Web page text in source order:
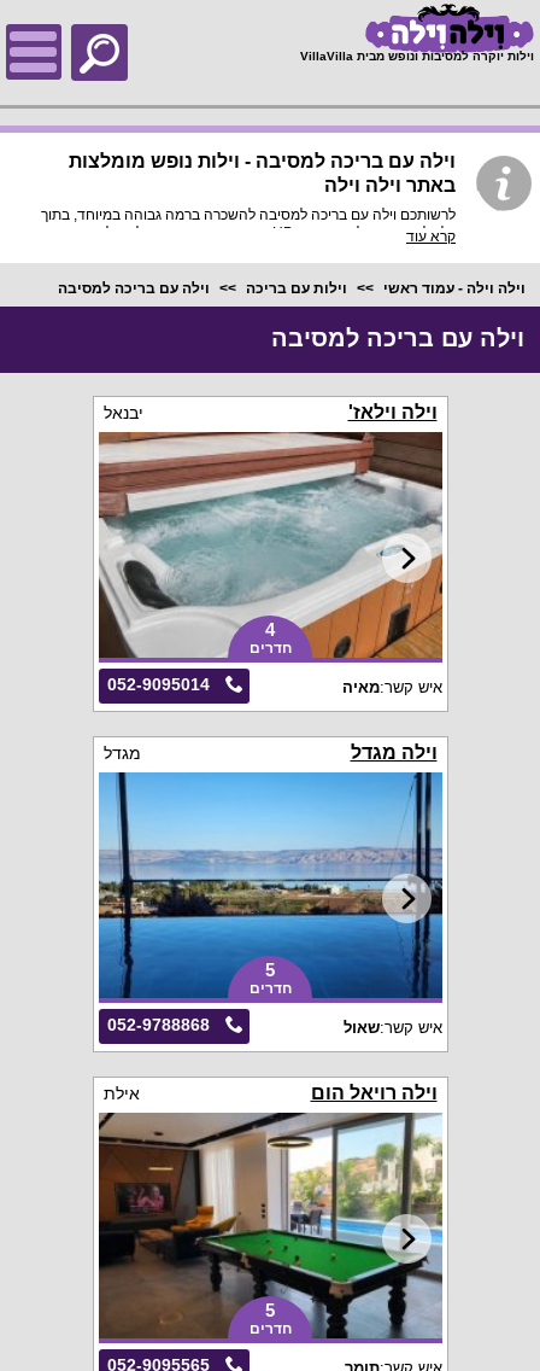
וילות יוקרה למסיבות ונופש מבית VillaVilla
וילה עם בריכה למסיבה - וילות נופש מומלצות
באתר וילה וילה
לרשותכם וילה עם בריכה למסיבה להשכרה ברמה גבוהה במיוחד, בתוך
כל וילה פירוט מלא, תמונות HD והכי חשוב התאמה מלאה לסמארטפונים
קרא עוד
וילה וילה - עמוד ראשי וילות עם בריכה וילה עם בריכה למסיבה
וילה עם בריכה למסיבה
וילה וילאז' יבנאל
4
חדרים
052-9095014 איש קשר:מאיה
וילה מגדל מגדל
5
חדרים
052-9788868 איש קשר:שאול
וילה רויאל הום אילת
5
חדרים
052-9095565